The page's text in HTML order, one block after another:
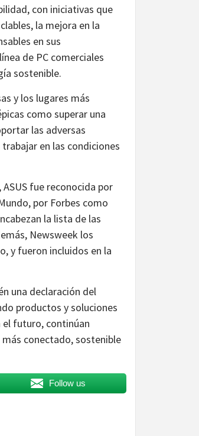
con iniciativas que
la mejora en la
en sus
de PC comerciales
sostenible.
y los lugares más
como superar una
las adversas
en las condiciones
fue reconocida por
por Forbes como
la lista de las
Newsweek los
y fueron incluidos en la
una declaración del
productos y soluciones
el futuro, continúan
conectado, sostenible
Follow us